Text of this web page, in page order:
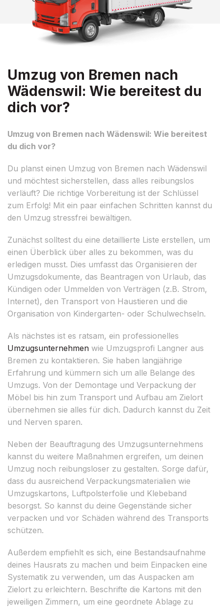
Umzug von Bremen nach
Wädenswil: Wie bereitest du
dich vor?
Umzug von Bremen nach Wädenswil: Wie bereitest
du dich vor?
Du planst einen Umzug von Bremen nach Wädenswil
und möchtest sicherstellen, dass alles reibungslos
verläuft? Die richtige Vorbereitung ist der Schlüssel
zum Erfolg! Mit ein paar einfachen Schritten kannst du
den Umzug stressfrei bewältigen.
Zunächst solltest du eine detaillierte Liste erstellen, um
einen Überblick über alles zu bekommen, was du
erledigen musst. Dies umfasst das Organisieren der
Umzugsdokumente, das Beantragen von Urlaub, das
Kündigen oder Ummelden von Verträgen (z.B. Strom,
Internet), den Transport von Haustieren und die
Organisation von Kindergarten- oder Schulwechseln.
Als nächstes ist es ratsam, ein professionelles
Umzugsunternehmen wie Umzugsprofi Langner aus
Bremen zu kontaktieren. Sie haben langjährige
Erfahrung und kümmern sich um alle Belange des
Umzugs. Von der Demontage und Verpackung der
Möbel bis hin zum Transport und Aufbau am Zielort
übernehmen sie alles für dich. Dadurch kannst du Zeit
und Nerven sparen.
Neben der Beauftragung des Umzugsunternehmens
kannst du weitere Maßnahmen ergreifen, um deinen
Umzug noch reibungsloser zu gestalten. Sorge dafür,
dass du ausreichend Verpackungsmaterialien wie
Umzugskartons, Luftpolsterfolie und Klebeband
besorgst. So kannst du deine Gegenstände sicher
verpacken und vor Schäden während des Transports
schützen.
Außerdem empfiehlt es sich, eine Bestandsaufnahme
deines Hausrats zu machen und beim Einpacken eine
Systematik zu verwenden, um das Auspacken am
Zielort zu erleichtern. Beschrifte die Kartons mit den
jeweiligen Zimmern, um eine geordnete Ablage zu